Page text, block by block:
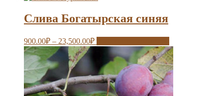
Слива Богатырская синяя
900.00₽ – 23,500.00₽